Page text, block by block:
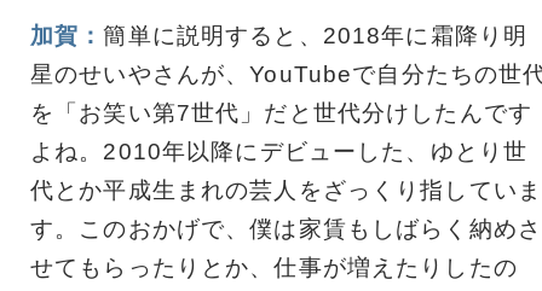
加賀：簡単に説明すると、2018年に霜降り明
星のせいやさんが、YouTubeで自分たちの世
を「お笑い第7世代」だと世代分けしたんです
よね。2010年以降にデビューした、ゆとり世
代とか平成生まれの芸人をざっくり指していま
す。このおかげで、僕は家賃もしばらく納めさ
せてもらったりとか、仕事が増えたりしたの